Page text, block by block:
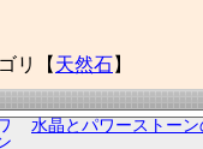
リ【 天然石 】
水晶とパワーストー